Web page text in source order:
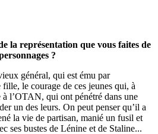
la représentation que vous faites de
?
général, qui est ému par
fille, le courage de ces jeunes qui, à
l’OTAN, qui ont pénétré dans une
un des leurs. On peut penser qu’il a
la vie de partisan, manié un fusil et
ses bustes de Lénine et de Staline...